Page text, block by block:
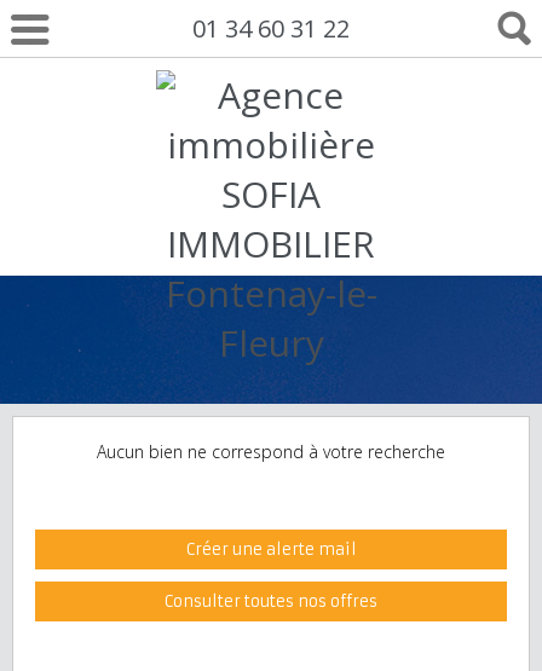
01 34 60 31 22
Aucun bien ne correspond à votre recherche
Créer une alerte mail
Consulter toutes nos offres